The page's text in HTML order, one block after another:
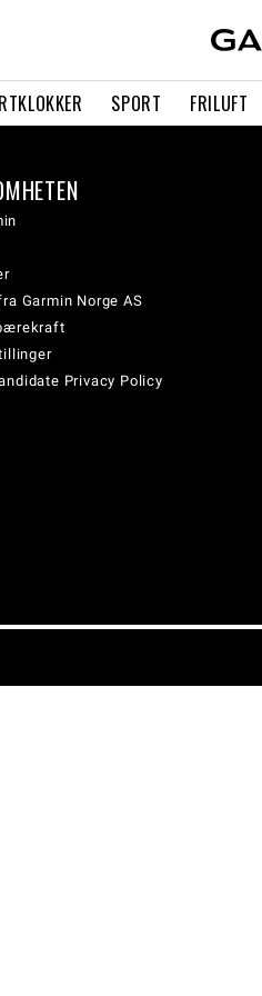
SPORT FRILUFT
Garmin Norge AS
Privacy Policy